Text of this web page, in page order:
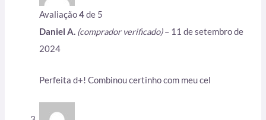
Avaliação4de 5
Daniel A. (comprador verificado) – 11 de setembro de
2024
Perfeita d+! Combinou certinho com meu cel